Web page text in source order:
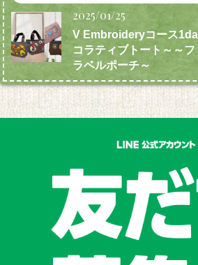
2025/01/25
V Embroideryコース
コラティブトート～～
ラベルポーチ～